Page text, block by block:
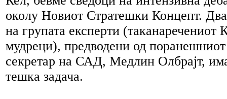
околу Новиот Стратешки Концепт.
на групата експерти (таканаречениот
мудреци), предводени од
секретар на САД, Медлин Олбрајт,
тешка задача.